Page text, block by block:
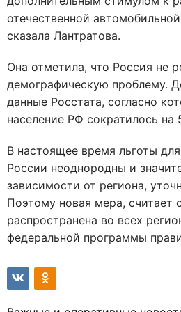
отечественной
сказала Лантратова.
Она отметила, что Россия не
демографическую проблему.
данные Росстата, согласно
население РФ сократилось на
В настоящее время льготы
России неоднородны и
зависимости от региона,
Поэтому новая мера, считает
распространена во всех
федеральной программы